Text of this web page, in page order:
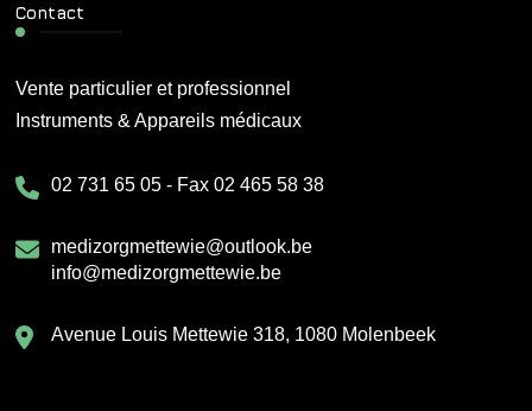
Contact
Vente particulier et professionnel
Instruments & Appareils médicaux
02 731 65 05 - Fax 02 465 58 38
medizorgmettewie@outlook.be
info@medizorgmettewie.be
Avenue Louis Mettewie 318, 1080 Molenbeek